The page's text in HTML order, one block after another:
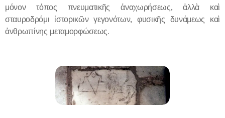
μόνον τόπος πνευματικῆς ἀναχωρήσεως, ἀλλὰ καὶ
σταυροδρόμι ἱστορικῶν γεγονότων, φυσικῆς δυνάμεως καὶ
ἀνθρωπίνης μεταμορφώσεως.